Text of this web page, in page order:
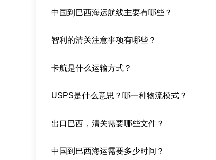
中国到巴西海运航线主要有哪些？
智利的清关注意事项有哪些？
卡航是什么运输方式？
USPS是什么意思？哪一种物流模式？
出口巴西，清关需要哪些文件？
中国到巴西海运需要多少时间？